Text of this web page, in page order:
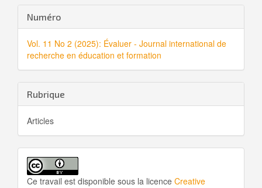
Details
de
l'article
Numéro
Vol. 11 No 2 (2025): Évaluer - Journal international de
recherche en éducation et formation
Rubrique
Articles
Ce travail est disponible sous la licence Creative